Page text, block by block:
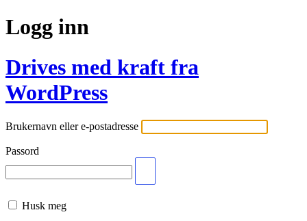
Logg inn
Drives med kraft fra
WordPress
Brukernavn eller e-postadresse
Passord
Husk meg